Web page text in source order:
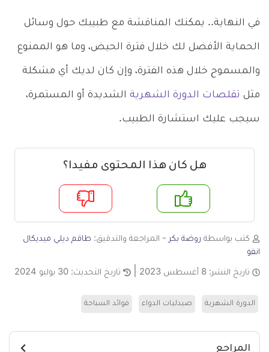
في النهاية.. يمكنك المناقشة مع طبيبك حول وسائل
الحماية الأفضل لك خلال فترة الحيض، وما هو الممنوع
والمسموح خلال هذه الفترة، وإن كان لديك أي مشكلة
مثل تقلصات الدورة الشهرية الشديدة أو المستمرة،
سيجب عليك استشارة الطبيب.
هل كان هذا المحتوى مفيدا؟
لا
كتب بواسطة روضة بكر - المراجعة والتدقيق: طاقم ديلي ميديكال
انفو
تاريخ النشر: 8 أغسطس 2023 تاريخ التحديث: 30 يوليو 2024
الدورة الشهرية صيدليات الدواء فوائد السباحة
المراجع